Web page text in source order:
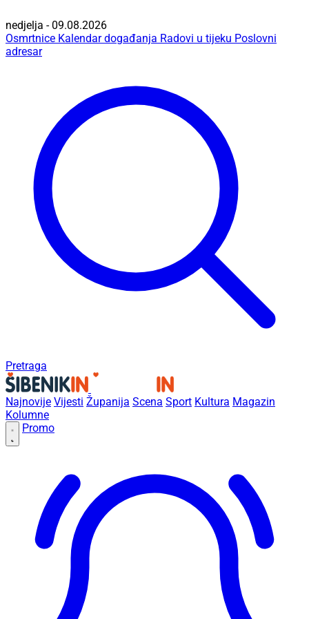
nedjelja - 09.08.2026
Osmrtnice Kalendar događanja Radovi u tijeku Poslovni
adresar
Pretraga
Najnovije Vijesti Županija Scena Sport Kultura Magazin
Kolumne
Promo